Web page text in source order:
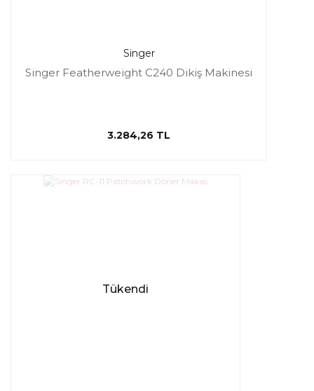
Singer
Singer Featherweight C240 Dikiş Makinesi
3.284,26 TL
Tükendi